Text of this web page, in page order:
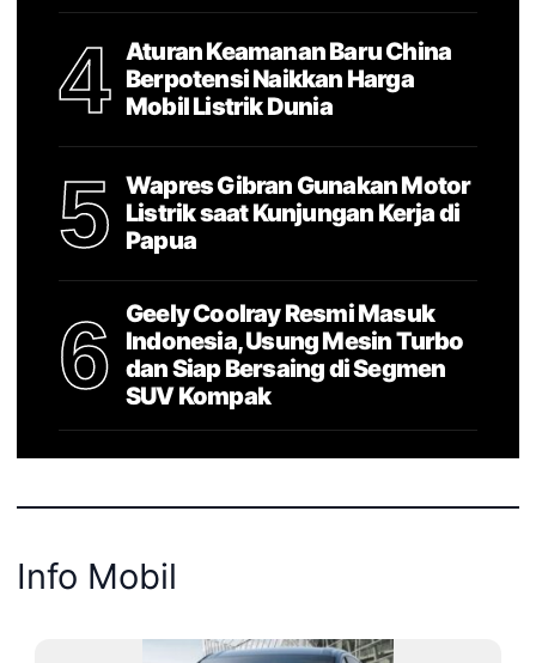
4
Aturan Keamanan Baru China
Berpotensi Naikkan Harga
Mobil Listrik Dunia
5
Wapres Gibran Gunakan Motor
Listrik saat Kunjungan Kerja di
Papua
6
Geely Coolray Resmi Masuk
Indonesia, Usung Mesin Turbo
dan Siap Bersaing di Segmen
SUV Kompak
Info Mobil